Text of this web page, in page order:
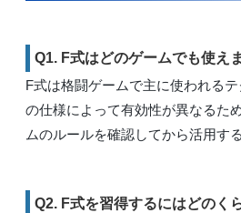
Q1. F式はどのゲームでも使え
F式は格闘ゲームで主に使われる
の仕様によって有効性が異なるた
ムのルールを確認してから活用す
Q2. F式を習得するにはどのく